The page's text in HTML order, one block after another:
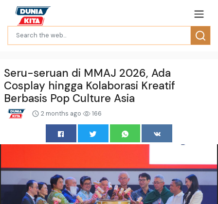
Seru-seruan di MMAJ 2026, Ada
Cosplay hingga Kolaborasi Kreatif
Berbasis Pop Culture Asia
2 months ago 166